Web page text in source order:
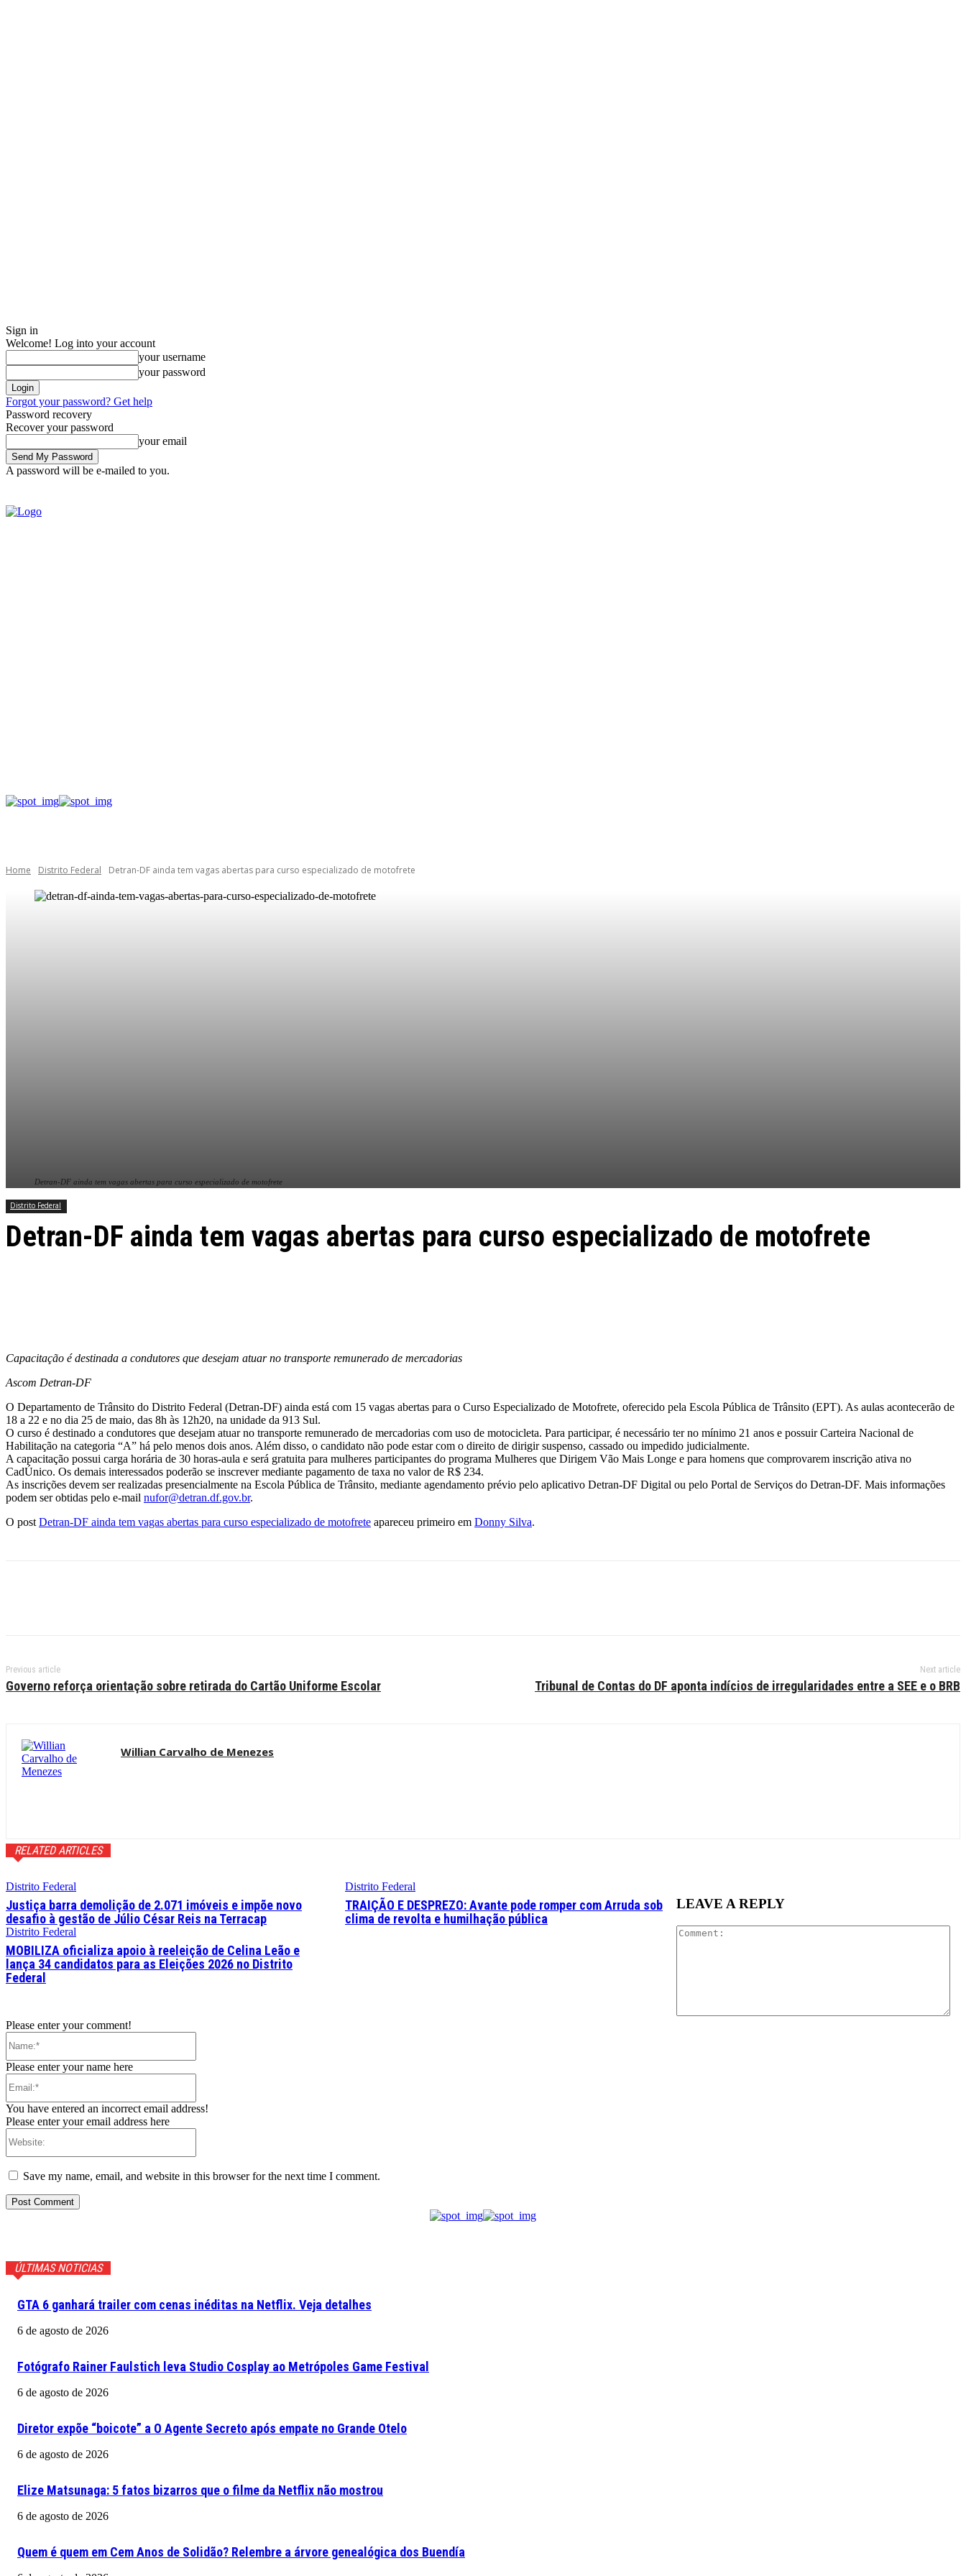
Sign in
Welcome! Log into your account
your username
your password
Forgot your password? Get help
Password recovery
Recover your password
your email
A password will be e-mailed to you.
Home Distrito Federal Detran-DF ainda tem vagas abertas para curso especializado de motofrete
Detran-DF ainda tem vagas abertas para curso especializado de motofrete
Distrito Federal
Detran-DF ainda tem vagas abertas para curso especializado de motofrete
Capacitação é destinada a condutores que desejam atuar no transporte remunerado de mercadorias
Ascom Detran-DF
O Departamento de Trânsito do Distrito Federal (Detran-DF) ainda está com 15 vagas abertas para o Curso Especializado de Motofrete, oferecido pela Escola Pública de Trânsito (EPT). As aulas acontecerão de
18 a 22 e no dia 25 de maio, das 8h às 12h20, na unidade da 913 Sul.
O curso é destinado a condutores que desejam atuar no transporte remunerado de mercadorias com uso de motocicleta. Para participar, é necessário ter no mínimo 21 anos e possuir Carteira Nacional de
Habilitação na categoria “A” há pelo menos dois anos. Além disso, o candidato não pode estar com o direito de dirigir suspenso, cassado ou impedido judicialmente.
A capacitação possui carga horária de 30 horas-aula e será gratuita para mulheres participantes do programa Mulheres que Dirigem Vão Mais Longe e para homens que comprovarem inscrição ativa no
CadÚnico. Os demais interessados poderão se inscrever mediante pagamento de taxa no valor de R$ 234.
As inscrições devem ser realizadas presencialmente na Escola Pública de Trânsito, mediante agendamento prévio pelo aplicativo Detran-DF Digital ou pelo Portal de Serviços do Detran-DF. Mais informações
podem ser obtidas pelo e-mail nufor@detran.df.gov.br.
O post Detran-DF ainda tem vagas abertas para curso especializado de motofrete apareceu primeiro em Donny Silva.
Previous article
Governo reforça orientação sobre retirada do Cartão Uniforme Escolar
Next article
Tribunal de Contas do DF aponta indícios de irregularidades entre a SEE e o BRB
Willian Carvalho de Menezes
RELATED ARTICLES
Distrito Federal
Justiça barra demolição de 2.071 imóveis e impõe novo
desafio à gestão de Júlio César Reis na Terracap
Distrito Federal
TRAIÇÃO E DESPREZO: Avante pode romper com Arruda sob
clima de revolta e humilhação pública
Distrito Federal
MOBILIZA oficializa apoio à reeleição de Celina Leão e
lança 34 candidatos para as Eleições 2026 no Distrito
Federal
LEAVE A REPLY
Please enter your comment!
Please enter your name here
You have entered an incorrect email address!
Please enter your email address here
Save my name, email, and website in this browser for the next time I comment.
ÚLTIMAS NOTICIAS
GTA 6 ganhará trailer com cenas inéditas na Netflix. Veja detalhes
6 de agosto de 2026
Fotógrafo Rainer Faulstich leva Studio Cosplay ao Metrópoles Game Festival
6 de agosto de 2026
Diretor expõe “boicote” a O Agente Secreto após empate no Grande Otelo
6 de agosto de 2026
Elize Matsunaga: 5 fatos bizarros que o filme da Netflix não mostrou
6 de agosto de 2026
Quem é quem em Cem Anos de Solidão? Relembre a árvore genealógica dos Buendía